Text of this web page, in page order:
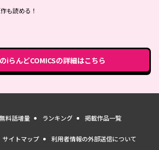
も読める！
iらんどCOMICSの詳細はこちら
無料話増量 ランキング 掲載作品一覧
サイトマップ 利用者情報の外部送信について